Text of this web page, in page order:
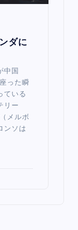
ダに
中国
った瞬
ている
リー
メルボ
ンソは